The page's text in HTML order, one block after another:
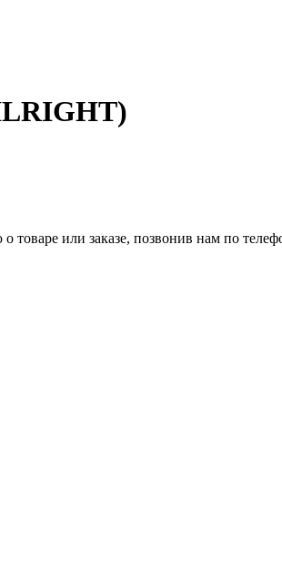
товаре или заказе, позвонив нам по